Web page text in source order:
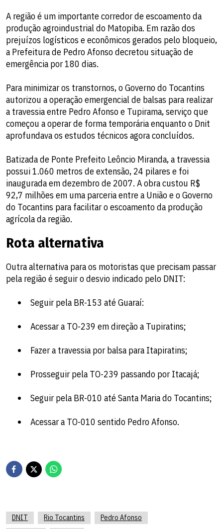
A região é um importante corredor de escoamento da
produção agroindustrial do Matopiba. Em razão dos
prejuízos logísticos e econômicos gerados pelo bloqueio,
a Prefeitura de Pedro Afonso decretou situação de
emergência por 180 dias.
Para minimizar os transtornos, o Governo do Tocantins
autorizou a operação emergencial de balsas para realizar
a travessia entre Pedro Afonso e Tupirama, serviço que
começou a operar de forma temporária enquanto o Dnit
aprofundava os estudos técnicos agora concluídos.
Batizada de Ponte Prefeito Leôncio Miranda, a travessia
possui 1.060 metros de extensão, 24 pilares e foi
inaugurada em dezembro de 2007. A obra custou R$
92,7 milhões em uma parceria entre a União e o Governo
do Tocantins para facilitar o escoamento da produção
agrícola da região.
Rota alternativa
Outra alternativa para os motoristas que precisam passar
pela região é seguir o desvio indicado pelo DNIT:
Seguir pela BR-153 até Guaraí:
Acessar a TO-239 em direção a Tupiratins;
Fazer a travessia por balsa para Itapiratins;
Prosseguir pela TO-239 passando por Itacajá;
Seguir pela BR-010 até Santa Maria do Tocantins;
Acessar a TO-010 sentido Pedro Afonso.
DNIT Rio Tocantins
Pedro Afonso